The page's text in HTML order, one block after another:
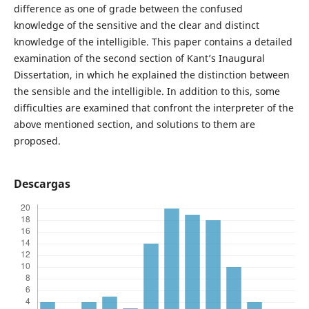
difference as one of grade between the confused
knowledge of the sensitive and the clear and distinct
knowledge of the intelligible. This paper contains a detailed
examination of the second section of Kant’s Inaugural
Dissertation, in which he explained the distinction between
the sensible and the intelligible. In addition to this, some
difficulties are examined that confront the interpreter of the
above mentioned section, and solutions to them are
proposed.
Descargas